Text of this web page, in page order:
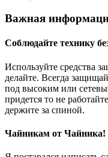
Важная
Соблюдайте технику
Используйте средства
делайте. Всегда
под высоким или
придется то не
держите за спиной.
Чайникам от Чайника!